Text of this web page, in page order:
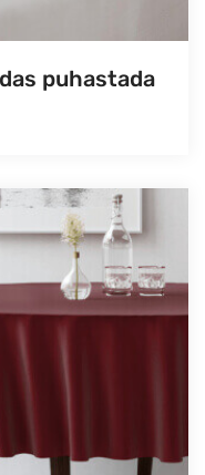
puhastada